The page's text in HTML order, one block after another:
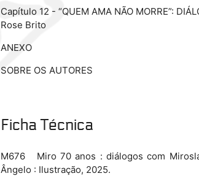
Capítulo 12 - “QUEM AMA NÃO MORRE”:
Rose Brito
ANEXO
SOBRE OS AUTORES
Ficha Técnica
M676 Miro 70 anos : diálogos com
Ângelo : Ilustração, 2025.